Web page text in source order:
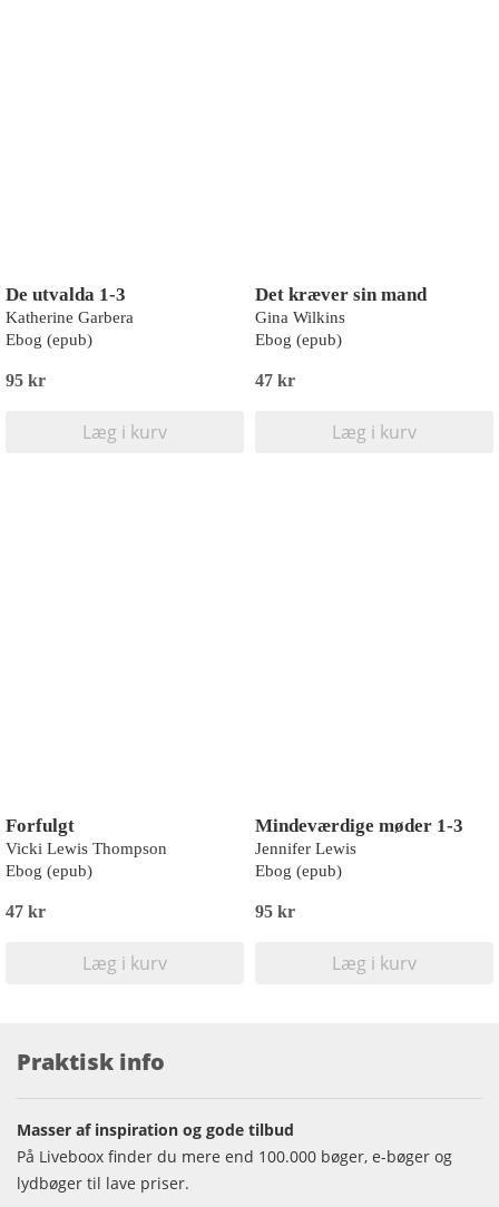
De utvalda 1-3
Katherine Garbera
Ebog (epub)
95 kr
Læg i kurv
Det kræver sin mand
Gina Wilkins
Ebog (epub)
47 kr
Læg i kurv
Forfulgt
Vicki Lewis Thompson
Ebog (epub)
47 kr
Læg i kurv
Mindeværdige møder 1-3
Jennifer Lewis
Ebog (epub)
95 kr
Læg i kurv
Praktisk info
Masser af inspiration og gode tilbud
På Liveboox finder du mere end 100.000 bøger, e-bøger og
lydbøger til lave priser.